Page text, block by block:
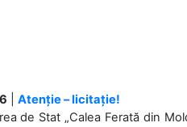
Atenție – licitație!
de Stat „Calea Ferată din